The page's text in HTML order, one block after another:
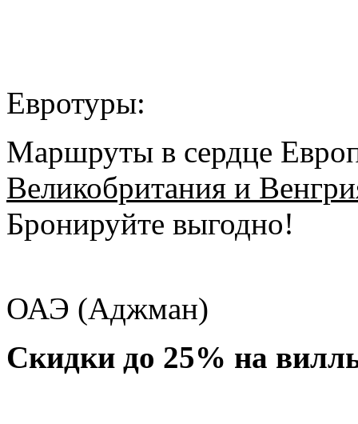
Евротуры:
Маршруты в сердце
Великобритания и
Бронируйте выгодно!
ОАЭ (Аджман)
Скидки до 25% на